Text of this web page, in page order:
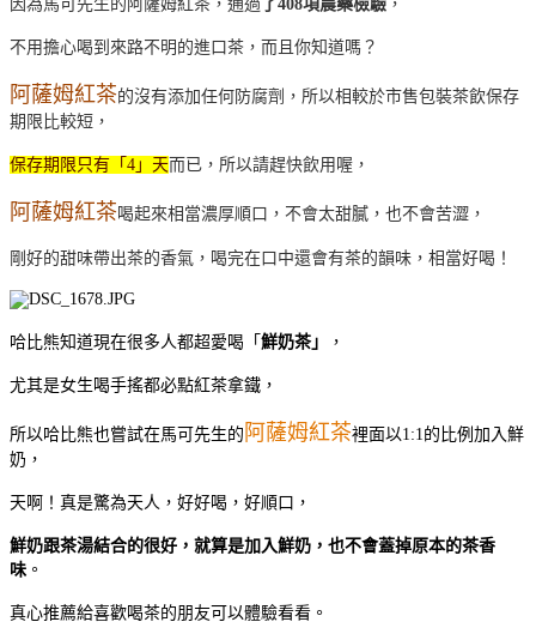
因為馬可先生的阿薩姆紅茶，通過 了408項農藥檢驗 ，
不用擔心喝到來路不明的進口茶，而且你知道嗎？
阿薩姆紅茶的沒有添加任何防腐劑，所以相較於市售包裝茶飲保存
期限比較短，
保存期限只有「4」天而已，所以請趕快飲用喔，
阿薩姆紅茶喝起來相當濃厚順口，不會太甜膩，也不會苦澀，
剛好的甜味帶出茶的香氣，喝完在口中還會有茶的韻味，相當好喝！
哈比熊知道現在很多人都超愛喝「 鮮奶茶」 ，
尤其是女生喝手搖都必點紅茶拿鐵，
所以哈比熊也嘗試在馬可先生的 阿薩姆紅茶裡面以1:1的比例加入鮮
奶，
天啊！真是驚為天人，好好喝，好順口，
鮮奶跟茶湯結合的很好，就算是加入鮮奶，也不會蓋掉原本的茶香
味 。
真心推薦給喜歡喝茶的朋友可以體驗看看。